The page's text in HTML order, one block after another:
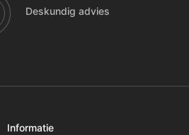
Deskundig advies
Informatie